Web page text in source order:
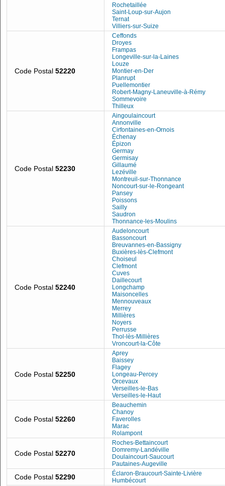
Rochetaillée
Saint-Loup-sur-Aujon
Ternat
Villiers-sur-Suize
Code Postal 52220
Ceffonds
Droyes
Frampas
Longeville-sur-la-Laines
Louze
Montier-en-Der
Planrupt
Puellemontier
Robert-Magny-Laneuville-à-Rémy
Sommevoire
Thilleux
Code Postal 52230
Aingoulaincourt
Annonville
Cirfontaines-en-Ornois
Échenay
Épizon
Germay
Germisay
Gillaumé
Lezéville
Montreuil-sur-Thonnance
Noncourt-sur-le-Rongeant
Pansey
Poissons
Sailly
Saudron
Thonnance-les-Moulins
Code Postal 52240
Audeloncourt
Bassoncourt
Breuvannes-en-Bassigny
Buxières-lès-Clefmont
Choiseul
Clefmont
Cuves
Daillecourt
Longchamp
Maisoncelles
Mennouveaux
Merrey
Millières
Noyers
Perrusse
Thol-lès-Millières
Vroncourt-la-Côte
Code Postal 52250
Aprey
Baissey
Flagey
Longeau-Percey
Orcevaux
Verseilles-le-Bas
Verseilles-le-Haut
Code Postal 52260
Beauchemin
Chanoy
Faverolles
Marac
Rolampont
Code Postal 52270
Roches-Bettaincourt
Domremy-Landéville
Doulaincourt-Saucourt
Pautaines-Augeville
Code Postal 52290
Éclaron-Braucourt-Sainte-Livière
Humbécourt